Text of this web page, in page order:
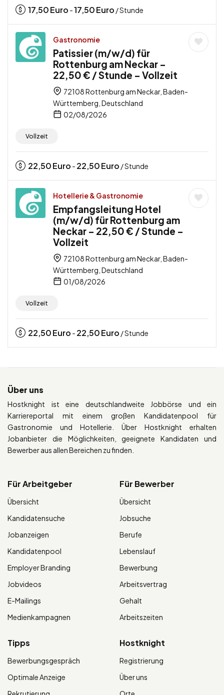
17,50Euro -17,50Euro / Stunde
Gastronomie
Patissier (m/w/d) für
Rottenburg am Neckar –
22,50 € / Stunde – Vollzeit
72108 Rottenburg am Neckar, Baden-
Württemberg, Deutschland
02/08/2026
Vollzeit
22,50Euro - 22,50Euro / Stunde
Hotellerie & Gastronomie
Empfangsleitung Hotel
(m/w/d) für Rottenburg am
Neckar – 22,50 € / Stunde –
Vollzeit
72108 Rottenburg am Neckar, Baden-
Württemberg, Deutschland
01/08/2026
Vollzeit
22,50Euro - 22,50Euro / Stunde
Über uns
Hostknight ist eine deutschlandweite Jobbörse und ein
Karriereportal mit einem großen Kandidatenpool für
Gastronomie und Hotellerie. Über Hostknight erhalten
Jobanbieter die Möglichkeiten, geeignete Kandidaten und
Bewerber aus allen Bereichen zu finden.
Für Arbeitgeber
Übersicht
Kandidatensuche
Jobanzeigen
Kandidatenpool
Employer Branding
Jobvideos
E-Mailings
Medienkampagnen
Für Bewerber
Übersicht
Jobsuche
Berufe
Lebenslauf
Bewerbung
Arbeitsvertrag
Gehalt
Arbeitszeiten
Tipps
Bewerbungsgespräch
Optimale Anzeige
Hostknight
Registrierung
Über uns